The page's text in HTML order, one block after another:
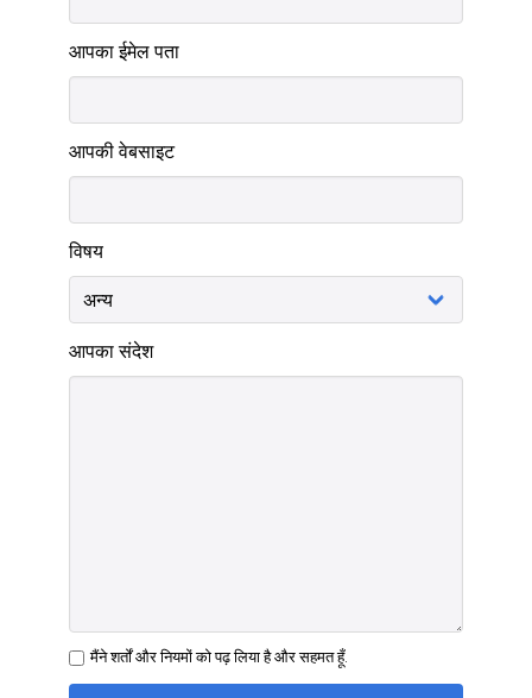
आपका ईमेल पता
आपकी वेबसाइट
विषय
आपका संदेश
मैंने शर्तों और नियमों को पढ़ लिया है और सहमत हूँ.